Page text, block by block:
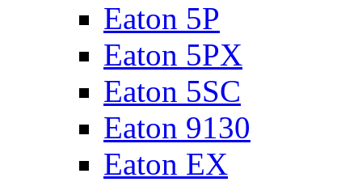
Eaton 5P
Eaton 5PX
Eaton 5SC
Eaton 9130
Eaton EX